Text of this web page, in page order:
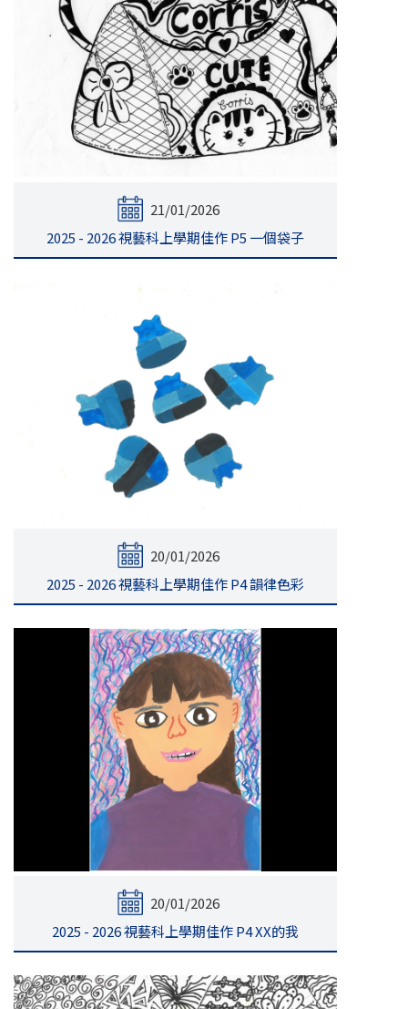
21/01/2026
2025 - 2026 視藝科上學期佳作 P5 一個袋子
20/01/2026
2025 - 2026 視藝科上學期佳作 P4 韻律色彩
20/01/2026
2025 - 2026 視藝科上學期佳作 P4 XX的我